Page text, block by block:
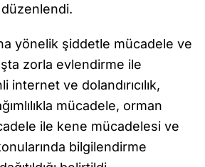
yönelik şiddetle mücadele ve
zorla evlendirme ile
internet ve dolandırıcılık,
mücadele, orman
ile kene mücadelesi ve
bilgilendirme